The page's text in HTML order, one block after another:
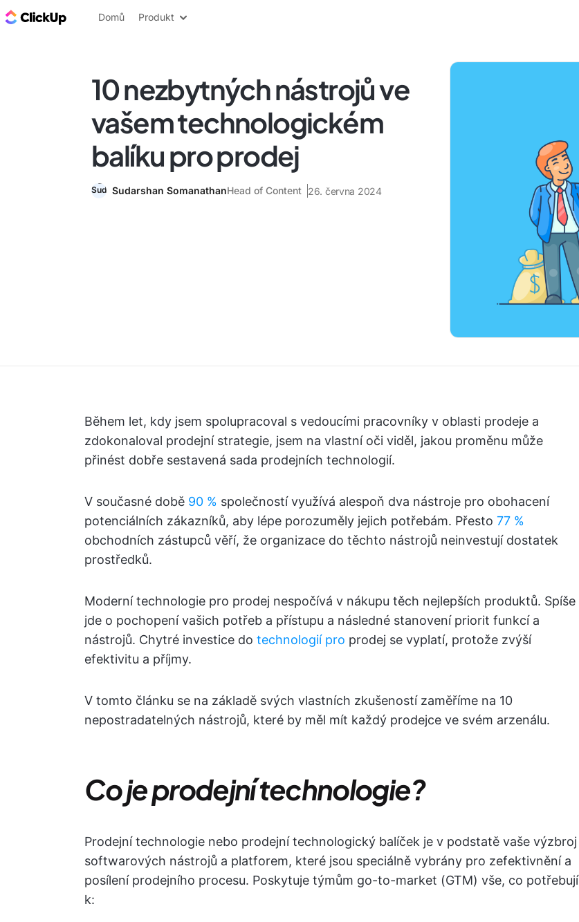
ClickUp blog
Domů Produkt
10 nezbytných nástrojů ve
vašem technologickém
balíku pro prodej
Sudarshan SomanathanHead of Content 26. června 2024
Během let, kdy jsem spolupracoval s vedoucími pracovníky v oblasti prodeje a
zdokonaloval prodejní strategie, jsem na vlastní oči viděl, jakou proměnu může
přinést dobře sestavená sada prodejních technologií.
V současné době 90 % společností využívá alespoň dva nástroje pro obohacení
potenciálních zákazníků, aby lépe porozuměly jejich potřebám. Přesto 77 %
obchodních zástupců věří, že organizace do těchto nástrojů neinvestují dostatek
prostředků.
Moderní technologie pro prodej nespočívá v nákupu těch nejlepších produktů. Spíše
jde o pochopení vašich potřeb a přístupu a následné stanovení priorit funkcí a
nástrojů. Chytré investice do technologií pro prodej se vyplatí, protože zvýší
efektivitu a příjmy.
V tomto článku se na základě svých vlastních zkušeností zaměříme na 10
nepostradatelných nástrojů, které by měl mít každý prodejce ve svém arzenálu.
Co je prodejní technologie?
Prodejní technologie nebo prodejní technologický balíček je v podstatě vaše výzbroj
softwarových nástrojů a platforem, které jsou speciálně vybrány pro zefektivnění a
posílení prodejního procesu. Poskytuje týmům go-to-market (GTM) vše, co potřebují
k: